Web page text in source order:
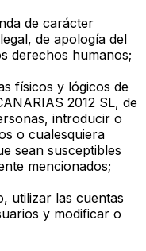
de carácter
de apología del
derechos humanos;
físicos y lógicos de
2012 SL, de
introducir o
o cualesquiera
sean susceptibles
mencionados;
utilizar las cuentas
y modificar o